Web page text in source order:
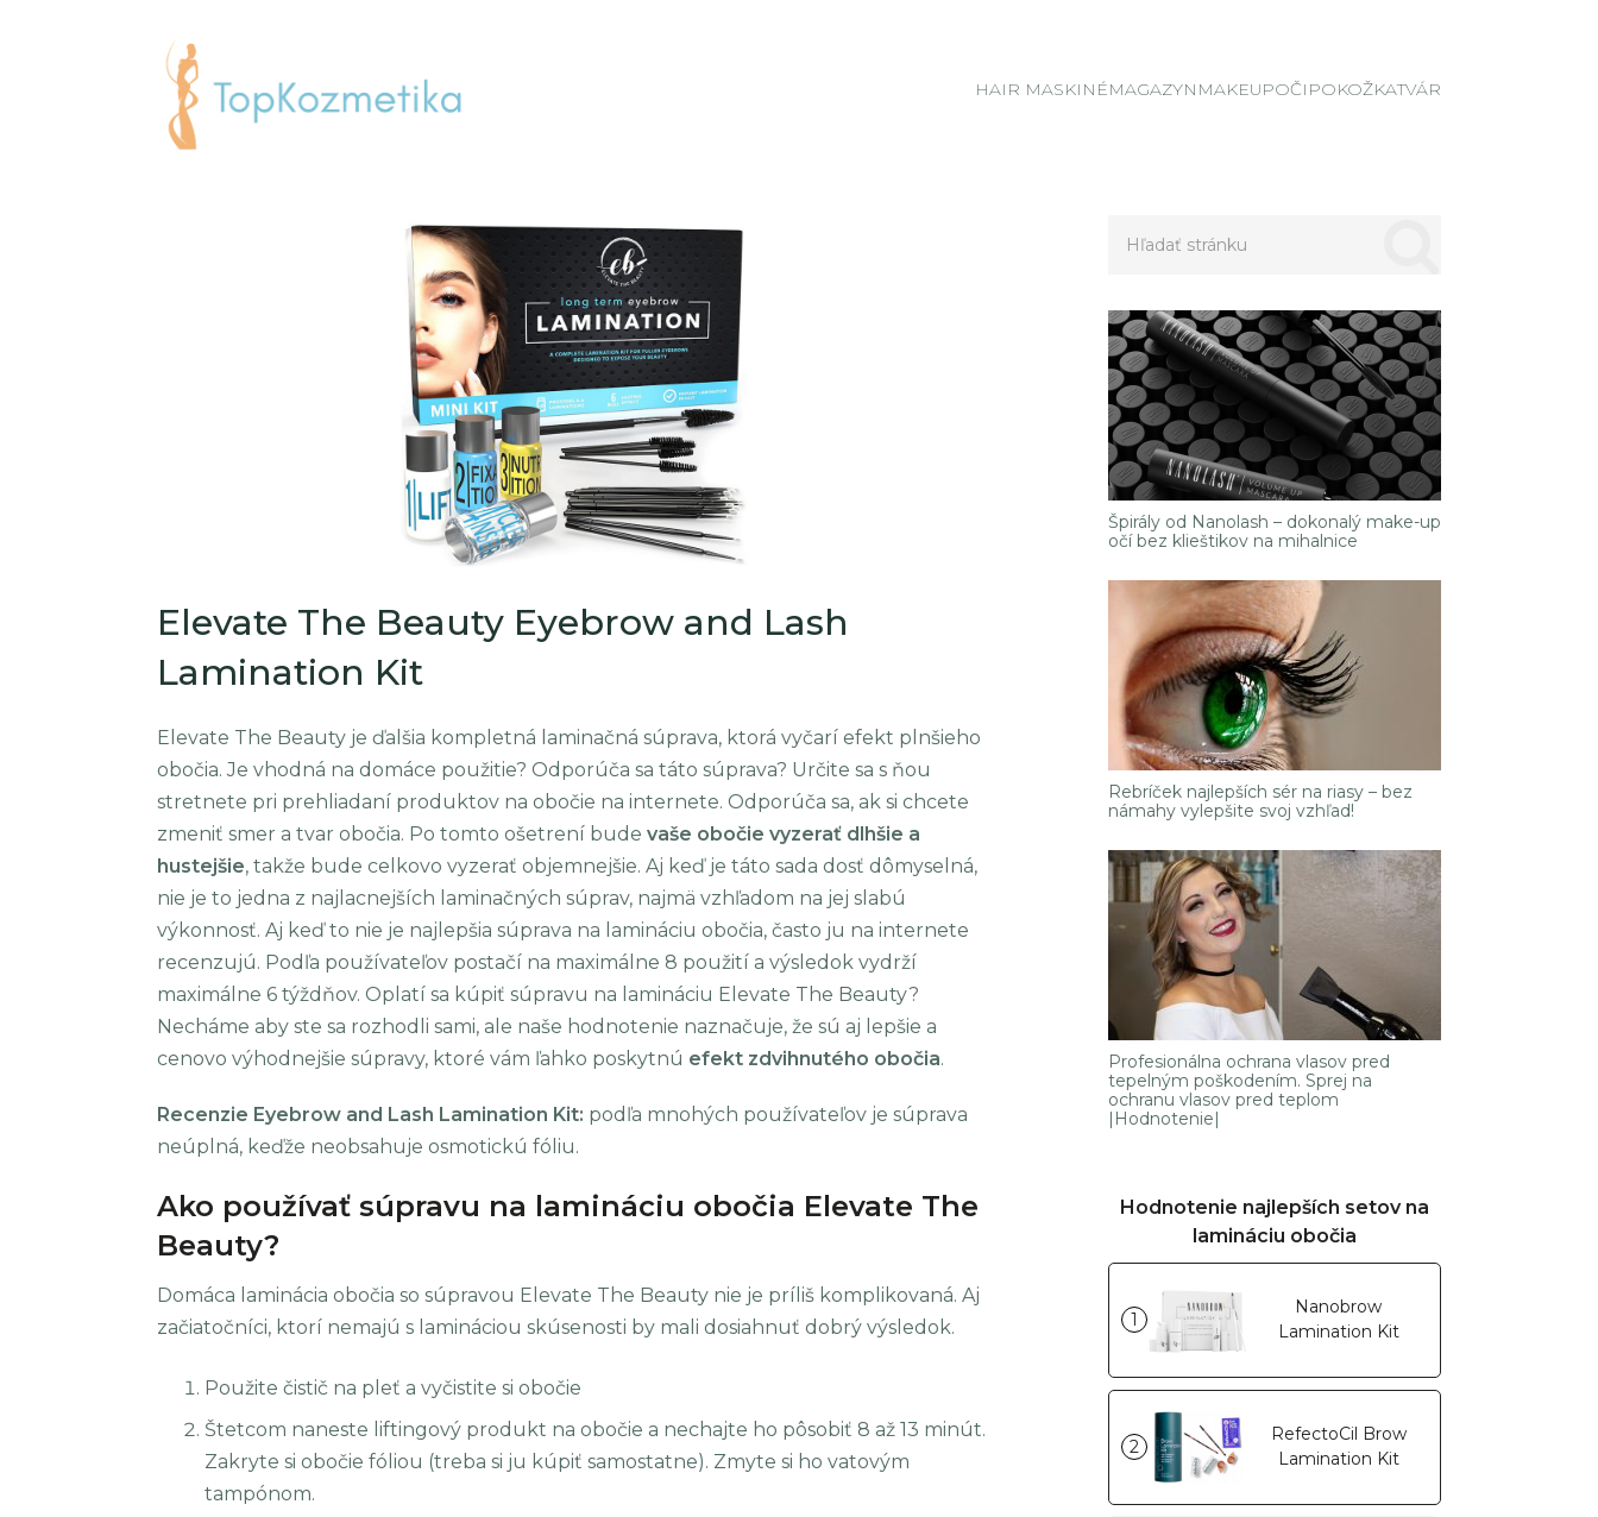
HAIR MASKINÉMAGAZYN MAKEUPOČI POKOŽKATVÁR
Elevate The Beauty Eyebrow and Lash
Lamination Kit
Elevate The Beauty je ďalšia kompletná laminačná súprava, ktorá vyčarí efekt plnšieho
obočia. Je vhodná na domáce použitie? Odporúča sa táto súprava? Určite sa s ňou
stretnete pri prehliadaní produktov na obočie na internete. Odporúča sa, ak si chcete
zmeniť smer a tvar obočia. Po tomto ošetrení bude vaše obočie vyzerať dlhšie a
hustejšie, takže bude celkovo vyzerať objemnejšie. Aj keď je táto sada dosť dômyselná,
nie je to jedna z najlacnejších laminačných súprav, najmä vzhľadom na jej slabú
výkonnosť. Aj keď to nie je najlepšia súprava na lamináciu obočia, často ju na internete
recenzujú. Podľa používateľov postačí na maximálne 8 použití a výsledok vydrží
maximálne 6 týždňov. Oplatí sa kúpiť súpravu na lamináciu Elevate The Beauty?
Necháme aby ste sa rozhodli sami, ale naše hodnotenie naznačuje, že sú aj lepšie a
cenovo výhodnejšie súpravy, ktoré vám ľahko poskytnú efekt zdvihnutého obočia.
Recenzie Eyebrow and Lash Lamination Kit: podľa mnohých používateľov je súprava
neúplná, keďže neobsahuje osmotickú fóliu.
Ako používať súpravu na lamináciu obočia Elevate The
Beauty?
Domáca laminácia obočia so súpravou Elevate The Beauty nie je príliš komplikovaná. Aj
začiatočníci, ktorí nemajú s lamináciou skúsenosti by mali dosiahnuť dobrý výsledok.
Použite čistič na pleť a vyčistite si obočie
Štetcom naneste liftingový produkt na obočie a nechajte ho pôsobiť 8 až 13 minút.
Zakryte si obočie fóliou (treba si ju kúpiť samostatne). Zmyte si ho vatovým
tampónom.
Špirály od Nanolash – dokonalý make-up
očí bez klieštikov na mihalnice
Rebríček najlepších sér na riasy – bez
námahy vylepšite svoj vzhľad!
Profesionálna ochrana vlasov pred
tepelným poškodením. Sprej na
ochranu vlasov pred teplom
|Hodnotenie|
Hodnotenie najlepších setov na
lamináciu obočia
1
Nanobrow
Lamination Kit
2
RefectoCil Brow
Lamination Kit